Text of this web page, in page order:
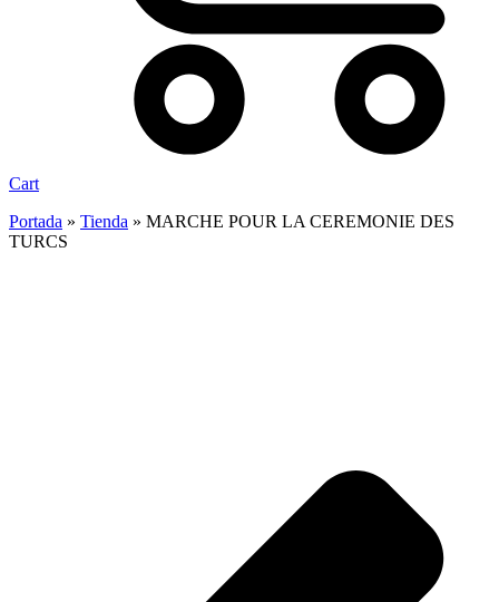
Cart
Portada » Tienda » MARCHE POUR LA CEREMONIE DES
TURCS